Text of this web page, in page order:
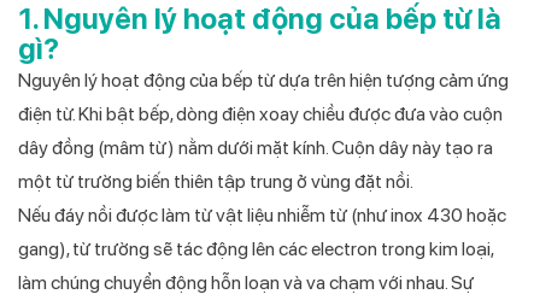
1. Nguyên lý hoạt động của bếp từ là
gì?
Nguyên lý hoạt động của bếp từ dựa trên hiện tượng cảm ứng
điện từ. Khi bật bếp, dòng điện xoay chiều được đưa vào cuộn
dây đồng (mâm từ) nằm dưới mặt kính. Cuộn dây này tạo ra
một từ trường biến thiên tập trung ở vùng đặt nồi.
Nếu đáy nồi được làm từ vật liệu nhiễm từ (như inox 430 hoặc
gang), từ trường sẽ tác động lên các electron trong kim loại,
làm chúng chuyển động hỗn loạn và va chạm với nhau. Sự